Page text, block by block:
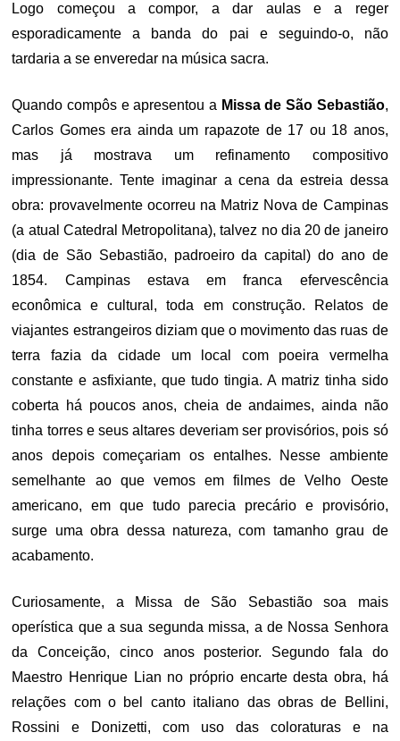
Logo começou a compor, a dar aulas e a reger
esporadicamente a banda do pai e seguindo-o, não
tardaria a se enveredar na música sacra.
Quando compôs e apresentou a Missa de São Sebastião,
Carlos Gomes era ainda um rapazote de 17 ou 18 anos,
mas já mostrava um refinamento compositivo
impressionante. Tente imaginar a cena da estreia dessa
obra: provavelmente ocorreu na Matriz Nova de Campinas
(a atual Catedral Metropolitana), talvez no dia 20 de janeiro
(dia de São Sebastião, padroeiro da capital) do ano de
1854. Campinas estava em franca efervescência
econômica e cultural, toda em construção. Relatos de
viajantes estrangeiros diziam que o movimento das ruas de
terra fazia da cidade um local com poeira vermelha
constante e asfixiante, que tudo tingia. A matriz tinha sido
coberta há poucos anos, cheia de andaimes, ainda não
tinha torres e seus altares deveriam ser provisórios, pois só
anos depois começariam os entalhes. Nesse ambiente
semelhante ao que vemos em filmes de Velho Oeste
americano, em que tudo parecia precário e provisório,
surge uma obra dessa natureza, com tamanho grau de
acabamento.
Curiosamente, a Missa de São Sebastião soa mais
operística que a sua segunda missa, a de Nossa Senhora
da Conceição, cinco anos posterior. Segundo fala do
Maestro Henrique Lian no próprio encarte desta obra, há
relações com o bel canto italiano das obras de Bellini,
Rossini e Donizetti, com uso das coloraturas e na